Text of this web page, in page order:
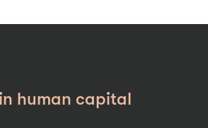
human capital